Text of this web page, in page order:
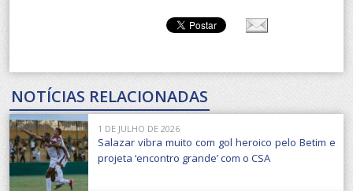
NOTÍCIAS RELACIONADAS
1 DE JULHO DE 2026
Salazar vibra muito com gol heroico pelo Betim e
projeta ‘encontro grande’ com o CSA